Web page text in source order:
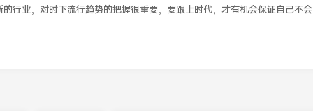
业，对时下流行趋势的把握很重要，要跟上时代，才有机会保证自己不会